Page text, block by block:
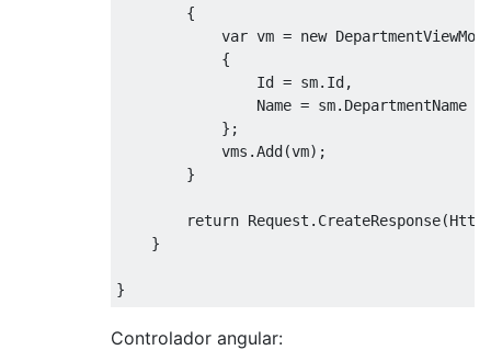
{
var vm = new
{
Id = sm. Id,
Name = sm. DepartmentName
};
            vms
.Add(vm);
}
return Request . CreateResponse(
}
}
Controlador angular: